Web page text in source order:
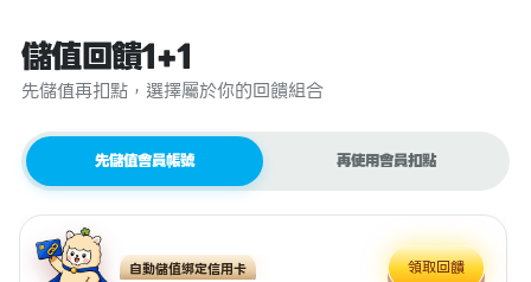
儲值回饋1+1
先儲值再扣點，選擇屬於你的回饋組合
先儲值會員帳號 再使用會員扣點
自動儲值綁定信用卡 領取回饋